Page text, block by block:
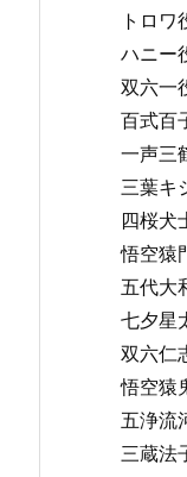
トロワ
ハニー
双六一
百式百
一声三
三葉キ
四桜犬
悟空猿
五代大
七夕星
双六仁
悟空猿
五浄流
三蔵法